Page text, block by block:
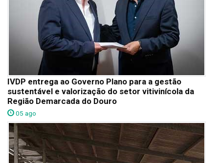
IVDP entrega ao Governo Plano para a gestão
sustentável e valorização do setor vitivinícola da
Região Demarcada do Douro
05 ago